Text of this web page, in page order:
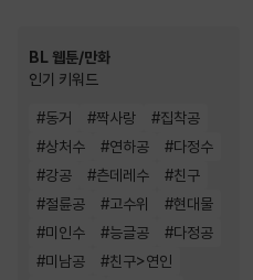
BL 웹툰/만화
인기 키워드
#동거 #짝사랑 #집착공
#상처수 #연하공 #다정수
#강공 #츤데레수 #친구
#절륜공 #고수위 #현대물
#미인수 #능글공 #다정공
#미남공 #친구>연인